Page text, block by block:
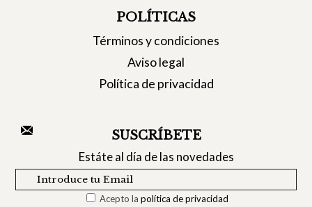
POLÍTICAS
Términos y condiciones
Aviso legal
Política de privacidad
SUSCRÍBETE
Estáte al día de las novedades
Acepto la política de privacidad